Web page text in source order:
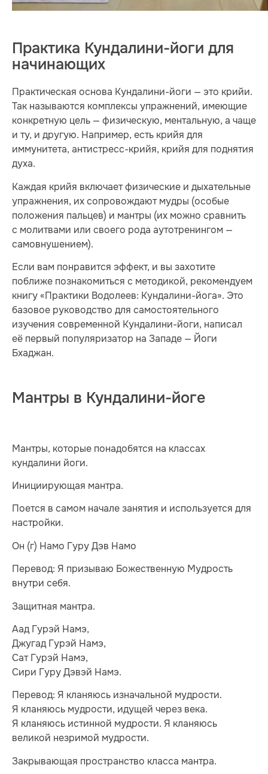
Практика Кундалини-йоги для
начинающих
Практическая основа Кундалини-йоги — это крийи.
Так называются комплексы упражнений, имеющие
конкретную цель — физическую, ментальную, а чаще
и ту, и другую. Например, есть крийя для
иммунитета, антистресс-крийя, крийя для поднятия
духа.
Каждая крийя включает физические и дыхательные
упражнения, их сопровождают мудры (особые
положения пальцев) и мантры (их можно сравнить
с молитвами или своего рода аутотренингом —
самовнушением).
Если вам понравится эффект, и вы захотите
поближе познакомиться с методикой, рекомендуем
книгу «Практики Водолеев: Кундалини-йога». Это
базовое руководство для самостоятельного
изучения современной Кундалини-йоги, написал
её первый популяризатор на Западе — Йоги
Бхаджан.
Мантры в Кундалини-йоге
Мантры, которые понадобятся на классах
кундалини йоги.
Инициирующая мантра.
Поется в самом начале занятия и используется для
настройки.
Он (г) Намо Гуру Дэв Намо
Перевод: Я призываю Божественную Мудрость
внутри себя.
Защитная мантра.
Аад Гурэй Намэ,
Джугад Гурэй Намэ,
Сат Гурэй Намэ,
Сири Гуру Дэвэй Намэ.
Перевод: Я кланяюсь изначальной мудрости.
Я кланяюсь мудрости, идущей через века.
Я кланяюсь истинной мудрости. Я кланяюсь
великой незримой мудрости.
Закрывающая пространство класса мантра.